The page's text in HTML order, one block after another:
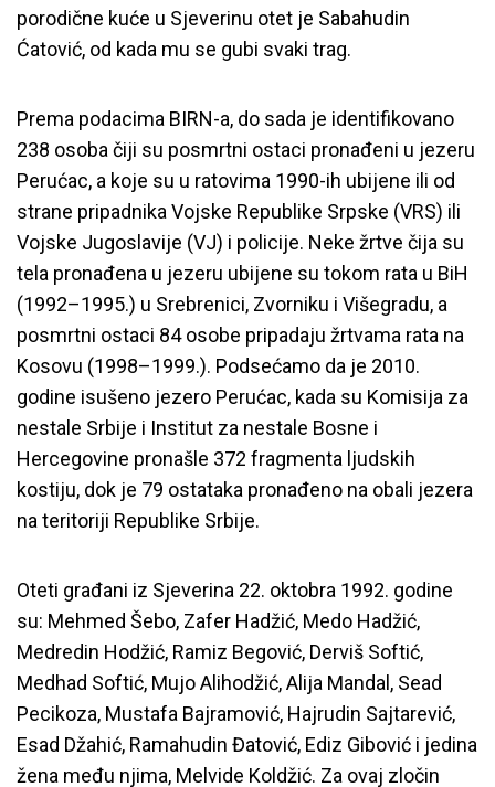
porodične kuće u Sjeverinu otet je Sabahudin
Ćatović, od kada mu se gubi svaki trag.
Prema podacima BIRN-a, do sada je identifikovano
238 osoba čiji su posmrtni ostaci pronađeni u jezeru
Perućac, a koje su u ratovima 1990-ih ubijene ili od
strane pripadnika Vojske Republike Srpske (VRS) ili
Vojske Jugoslavije (VJ) i policije. Neke žrtve čija su
tela pronađena u jezeru ubijene su tokom rata u BiH
(1992–1995.) u Srebrenici, Zvorniku i Višegradu, a
posmrtni ostaci 84 osobe pripadaju žrtvama rata na
Kosovu (1998–1999.). Podsećamo da je 2010.
godine isušeno jezero Perućac, kada su Komisija za
nestale Srbije i Institut za nestale Bosne i
Hercegovine pronašle 372 fragmenta ljudskih
kostiju, dok je 79 ostataka pronađeno na obali jezera
na teritoriji Republike Srbije.
Oteti građani iz Sjeverina 22. oktobra 1992. godine
su: Mehmed Šebo, Zafer Hadžić, Medo Hadžić,
Medredin Hodžić, Ramiz Begović, Derviš Softić,
Medhad Softić, Mujo Alihodžić, Alija Mandal, Sead
Pecikoza, Mustafa Bajramović, Hajrudin Sajtarević,
Esad Džahić, Ramahudin Đatović, Ediz Gibović i jedina
žena među njima, Melvide Koldžić. Za ovaj zločin